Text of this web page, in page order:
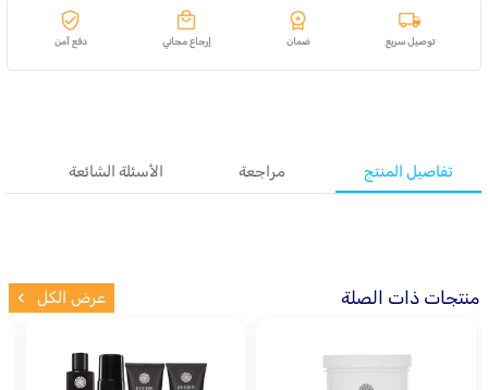
توصيل سريع ضمان إرجاع مجاني دفع آمن
تفاصيل المنتج مراجعة الأسئلة الشائعة
منتجات ذات الصلة عرض الكل